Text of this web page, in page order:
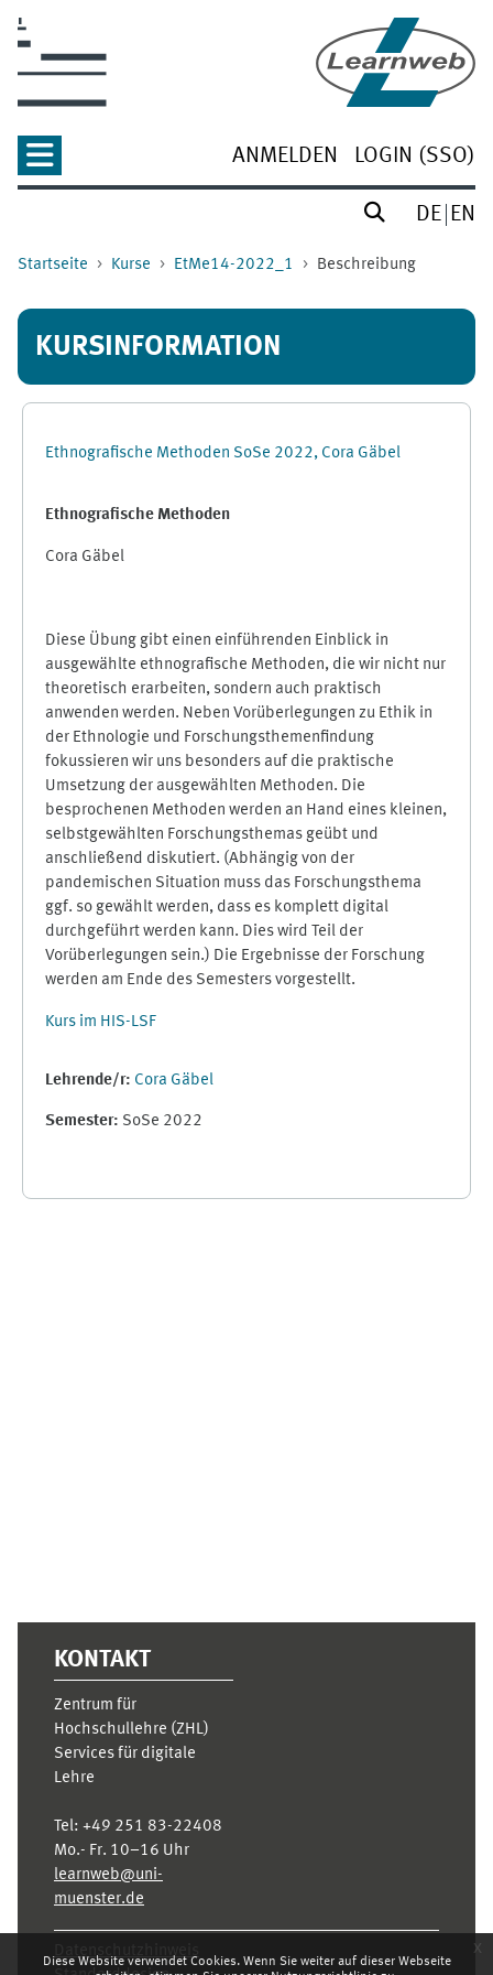
Diese Website verwendet Cookies. Wenn Sie weiter auf dieser Webseite
x
ANMELDEN LOGIN (SSO)
DE EN
Startseite Kurse EtMe14-2022_1 Beschreibung
KURSINFORMATION
Ethnografische Methoden SoSe 2022, Cora Gäbel
Ethnografische Methoden
Cora Gäbel
Diese Übung gibt einen einführenden Einblick in
ausgewählte ethnografische Methoden, die wir nicht nur
theoretisch erarbeiten, sondern auch praktisch
anwenden werden. Neben Vorüberlegungen zu Ethik in
der Ethnologie und Forschungsthemenfindung
fokussieren wir uns besonders auf die praktische
Umsetzung der ausgewählten Methoden. Die
besprochenen Methoden werden an Hand eines kleinen,
selbstgewählten Forschungsthemas geübt und
anschließend diskutiert. (Abhängig von der
pandemischen Situation muss das Forschungsthema
ggf. so gewählt werden, dass es komplett digital
durchgeführt werden kann. Dies wird Teil der
Vorüberlegungen sein.) Die Ergebnisse der Forschung
werden am Ende des Semesters vorgestellt.
Kurs im HIS-LSF
Lehrende/r: Cora Gäbel
Semester: SoSe 2022
KONTAKT
Zentrum für
Hochschullehre (ZHL)
Services für digitale
Lehre
Tel: +49 251 83-22408
Mo.- Fr. 10–16 Uhr
learnweb@uni-
muenster.de